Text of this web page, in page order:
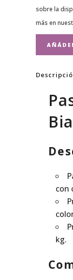
sobre la
más en
con
kg.